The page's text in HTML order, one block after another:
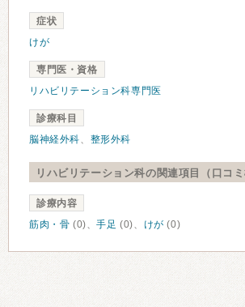
症状
けが
専門医・資格
リハビリテーション科専門医
診療科目
脳神経外科、 整形外科
リハビリテーション科の関連項目（口コミ
診療内容
筋肉・骨 (0)、手足 (0)、 けが (0)